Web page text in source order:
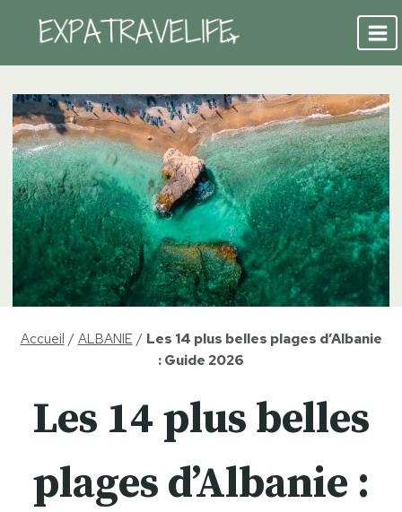
contenu
Accueil / ALBANIE / Les 14 plus belles plages d’Albanie
: Guide 2026
Les 14 plus belles
plages d’Albanie :